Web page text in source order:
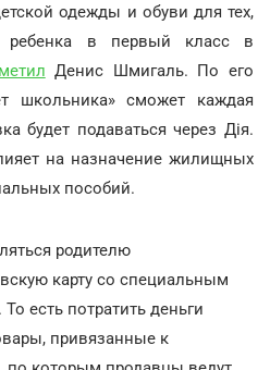
одежды и обуви для тех,
ребенка в первый класс в
Денис Шмигаль. По его
школьника» сможет каждая
будет подаваться через Дія.
на назначение жилищных
пособий.
родителю
карту со специальным
есть потратить деньги
привязанные к